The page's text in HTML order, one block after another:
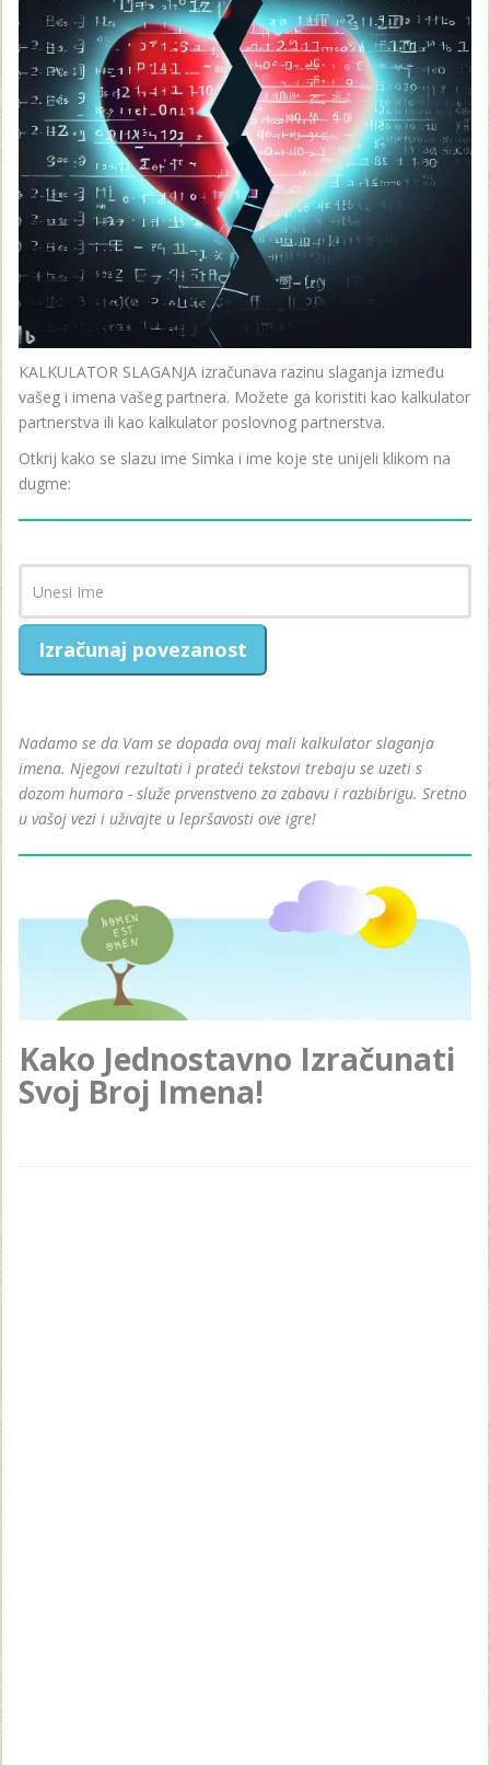
KALKULATOR SLAGANJA izračunava razinu slaganja između
vašeg i imena vašeg partnera. Možete ga koristiti kao kalkulator
partnerstva ili kao kalkulator poslovnog partnerstva.
Otkrij kako se slazu ime Simka i ime koje ste unijeli klikom na
dugme:
Izračunaj povezanost
Nadamo se da Vam se dopada ovaj mali kalkulator slaganja
imena. Njegovi rezultati i prateći tekstovi trebaju se uzeti s
dozom humora - služe prvenstveno za zabavu i razbibrigu. Sretno
u vašoj vezi i uživajte u lepršavosti ove igre!
Kako Jednostavno Izračunati
Svoj Broj Imena!